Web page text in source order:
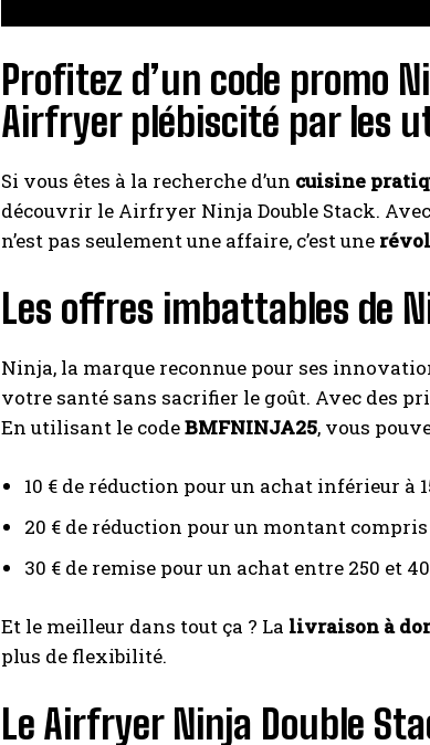
Profitez d’un code promo
Airfryer plébiscité par les
Si vous êtes à la recherche d’un cuisine
découvrir le Airfryer Ninja Double Stack.
n’est pas seulement une affaire, c’est une
Les offres imbattables de
Ninja, la marque reconnue pour ses
votre santé sans sacrifier le goût. Avec des
En utilisant le codeBMFNINJA25, vous
10 € de réduction pour un achat inférieur à
20 € de réduction pour un montant compris
30 € de remise pour un achat entre 250 et
Et le meilleur dans tout ça ? La livraison à
plus de flexibilité.
Le Airfryer Ninja Double